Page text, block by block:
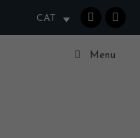
CAT
Menu